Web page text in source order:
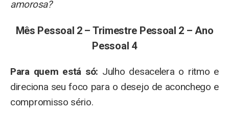
amorosa?
Mês Pessoal 2 – Trimestre Pessoal 2 – Ano
Pessoal 4
Para quem está só: Julho desacelera o ritmo e
direciona seu foco para o desejo de aconchego e
compromisso sério.